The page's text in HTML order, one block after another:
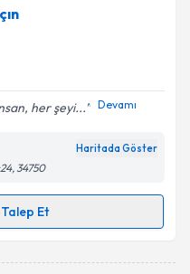
her şeyi... Devamı
Haritada Göster
34750
Et